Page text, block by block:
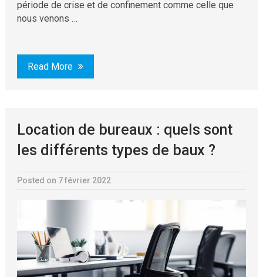
période de crise et de confinement comme celle que
nous venons …
Read More
Location de bureaux : quels sont
les différents types de baux ?
Posted on 7 février 2022